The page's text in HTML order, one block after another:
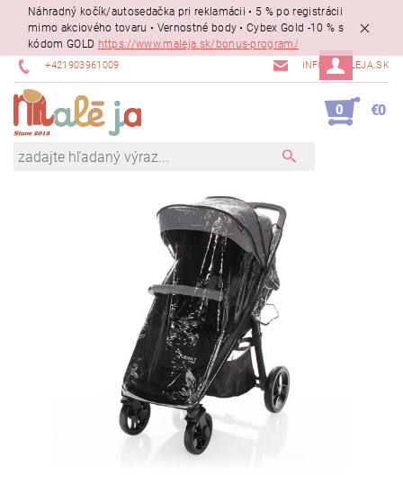
Náhradný kočík/autosedačka pri reklamácii • 5 % po registrácii
mimo akciového tovaru • Vernostné body • Cybex Gold -10 % s
kódom GOLD https://www.maleja.sk/bonus-program/
+421903961009 INFO@MALEJA.SK
0 €0